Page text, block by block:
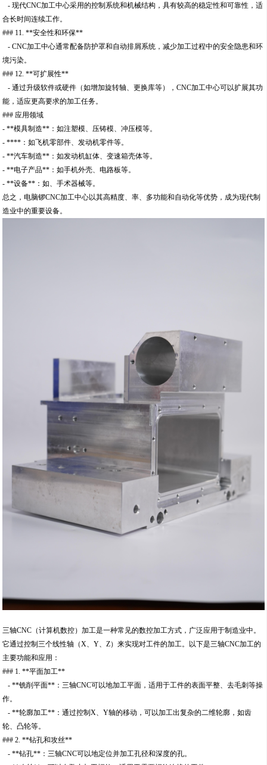
- 现代CNC加工中心采用的控制系统和机械结构，具有较高的稳定性和可靠性，适
合长时间连续工作。
### 11. **安全性和环保**
- CNC加工中心通常配备防护罩和自动排屑系统，减少加工过程中的安全隐患和环
境污染。
### 12. **可扩展性**
- 通过升级软件或硬件（如增加旋转轴、更换库等），CNC加工中心可以扩展其功
能，适应更高要求的加工任务。
### 应用领域
- **模具制造**：如注塑模、压铸模、冲压模等。
- ****：如飞机零部件、发动机零件等。
- **汽车制造**：如发动机缸体、变速箱壳体等。
- **电子产品**：如手机外壳、电路板等。
- **设备**：如、手术器械等。
总之，电脑锣CNC加工中心以其高精度、率、多功能和自动化等优势，成为现代制
造业中的重要设备。
三轴CNC（计算机数控）加工是一种常见的数控加工方式，广泛应用于制造业中。
它通过控制三个线性轴（X、Y、Z）来实现对工件的加工。以下是三轴CNC加工的
主要功能和应用：
### 1. **平面加工**
- **铣削平面**：三轴CNC可以地加工平面，适用于工件的表面平整、去毛刺等操
作。
- **轮廓加工**：通过控制X、Y轴的移动，可以加工出复杂的二维轮廓，如齿
轮、凸轮等。
### 2. **钻孔和攻丝**
- **钻孔**：三轴CNC可以地定位并加工孔径和深度的孔。